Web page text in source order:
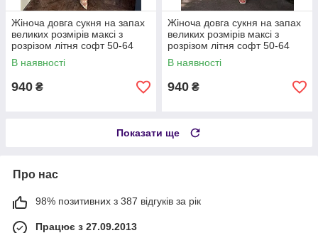
Жіноча довга сукня на запах
великих розмірів максі з
розрізом літня софт 50-64
В наявності
940 ₴
Жіноча довга сукня на запах
великих розмірів максі з
розрізом літня софт 50-64
В наявності
940 ₴
Показати ще
Про нас
98% позитивних з 387 відгуків за рік
Працює з 27.09.2013